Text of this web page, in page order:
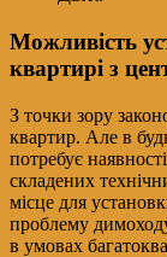
Можливість
квартирі з
З точки зору
квартир. Але в
потребує
складених
місце для
проблему
в умовах